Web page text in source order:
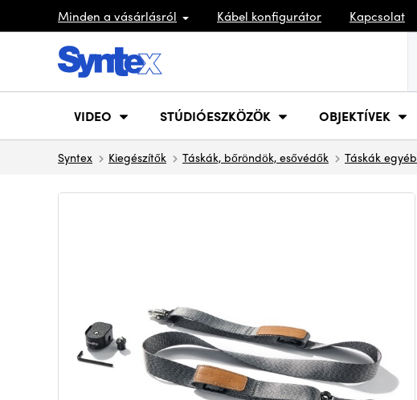
Minden a vásárlásról Kábel konfigurátor Kapcsolat
VIDEO STÚDIÓESZKÖZÖK OBJEKTÍVEK
Syntex Kiegészítők Táskák, bőröndök, esővédők Táskák egyéb